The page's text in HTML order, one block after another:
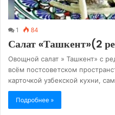
1 84
Салат «Ташкент»(2
Овощной салат » Ташкент» с
всём постсоветском
карточкой узбекской кухни,
Подробнее »